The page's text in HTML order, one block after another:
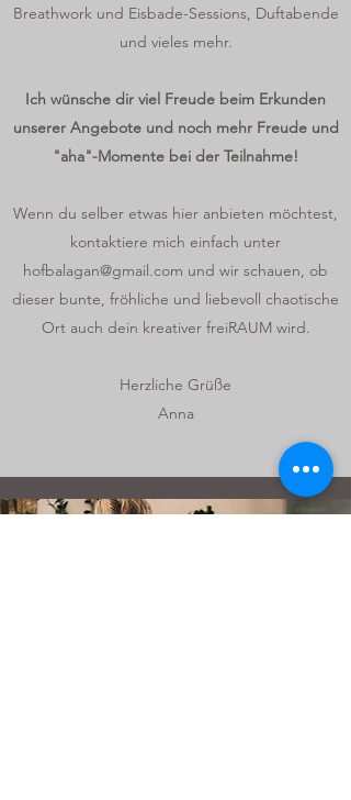
Breathwork und Eisbade-Sessions, Duftabende
und vieles mehr.
Ich wünsche dir viel Freude beim Erkunden
unserer Angebote und noch mehr Freude und
"aha"-Momente bei der Teilnahme!
Wenn du selber etwas hier anbieten möchtest,
kontaktiere mich einfach unter
hofbalagan@gmail.com und wir schauen, ob
dieser bunte, fröhliche und liebevoll chaotische
Ort auch dein kreativer freiRAUM wird.
Herzliche Grüße
Anna